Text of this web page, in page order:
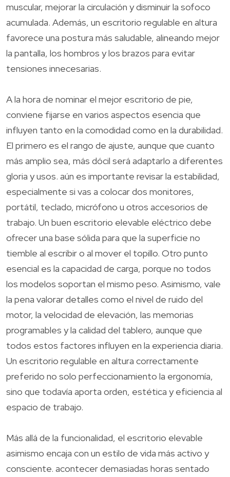
muscular, mejorar la circulación y disminuir la sofoco
acumulada. Además, un escritorio regulable en altura
favorece una postura más saludable, alineando mejor
la pantalla, los hombros y los brazos para evitar
tensiones innecesarias.
A la hora de nominar el mejor escritorio de pie,
conviene fijarse en varios aspectos esencia que
influyen tanto en la comodidad como en la durabilidad.
El primero es el rango de ajuste, aunque que cuanto
más amplio sea, más dócil será adaptarlo a diferentes
gloria y usos. aún es importante revisar la estabilidad,
especialmente si vas a colocar dos monitores,
portátil, teclado, micrófono u otros accesorios de
trabajo. Un buen escritorio elevable eléctrico debe
ofrecer una base sólida para que la superficie no
tiemble al escribir o al mover el topillo. Otro punto
esencial es la capacidad de carga, porque no todos
los modelos soportan el mismo peso. Asimismo, vale
la pena valorar detalles como el nivel de ruido del
motor, la velocidad de elevación, las memorias
programables y la calidad del tablero, aunque que
todos estos factores influyen en la experiencia diaria.
Un escritorio regulable en altura correctamente
preferido no solo perfeccionamiento la ergonomía,
sino que todavía aporta orden, estética y eficiencia al
espacio de trabajo.
Más allá de la funcionalidad, el escritorio elevable
asimismo encaja con un estilo de vida más activo y
consciente. acontecer demasiadas horas sentado